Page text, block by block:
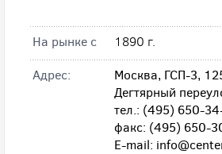
На рынке с
1890 г.
Адрес:
Москва, ГСП-3,
Дегтярный
тел.: (495) 650-
факс: (495) 650-
E-mail: